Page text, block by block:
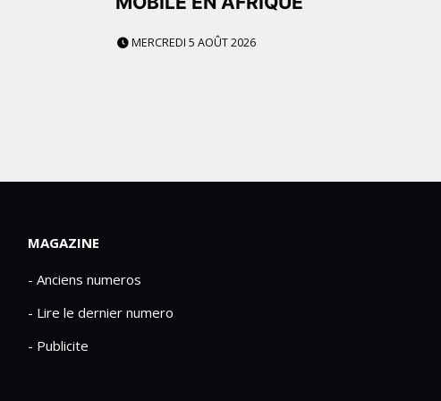
MERCREDI 5 AOÛT 2026
MAGAZINE
- Anciens numeros
- Lire le dernier numero
- Publicite